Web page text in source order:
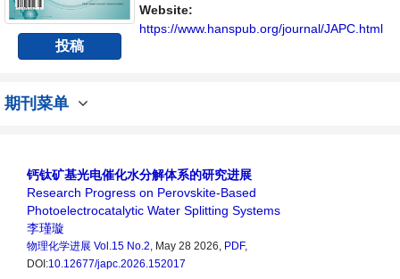
投稿
Website:
https://www.hanspub.org/journal/JAPC.html
期刊菜单
钙钛矿基光电催化水分解体系的研究进展
Research Progress on Perovskite-Based
Photoelectrocatalytic Water Splitting Systems
李瑾璇
物理化学进展 Vol.15 No.2, May 28 2026, PDF,
DOI:10.12677/japc.2026.152017